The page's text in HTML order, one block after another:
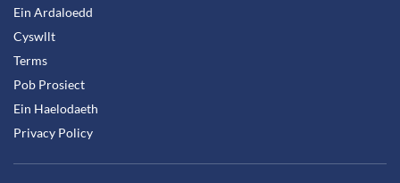
Ein Ardaloedd
Cyswllt
Terms
Pob Prosiect
Ein Haelodaeth
Privacy Policy